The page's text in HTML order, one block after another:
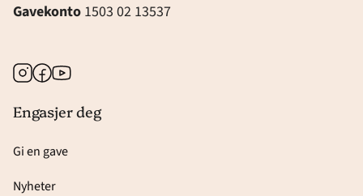
Gavekonto 1503 02 13537
Instagram
Facebook
Youtube
Engasjer deg
Gi en gave
Nyheter